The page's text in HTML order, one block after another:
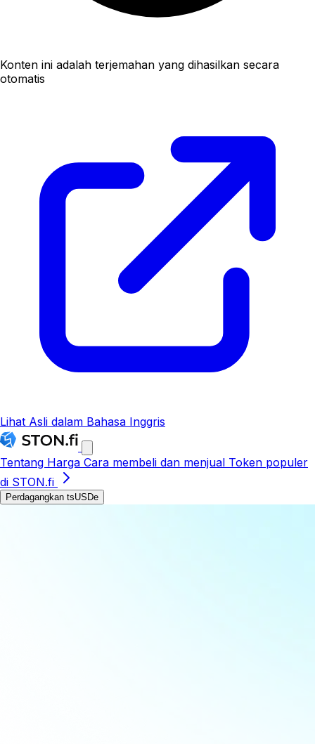
Konten ini adalah terjemahan yang dihasilkan secara
otomatis
Lihat Asli dalam Bahasa Inggris
Tentang Harga Cara membeli dan menjual Token populer
di STON.fi
Perdagangkan tsUSDe